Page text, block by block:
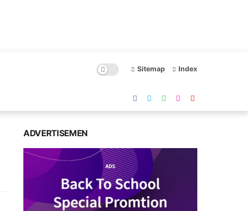
Sitemap Index
ADVERTISEMEN